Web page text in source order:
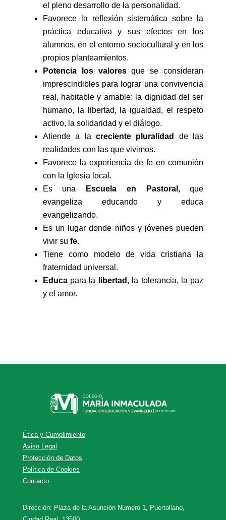
el pleno desarrollo de la personalidad.
Favorece la reflexión sistemática sobre la
práctica educativa y sus efectos en los
alumnos, en el entorno sociocultural y en los
propios planteamientos.
Potencia los valoresque se consideran
imprescindibles para lograr una convivencia
real, habitable y amable: la dignidad del ser
humano, la libertad, la igualdad, el respeto
activo, la solidaridad y el diálogo.
Atiende a la creciente pluralidad
de las
realidades con las que vivimos.
Favorece la experiencia de fe en comunión
con la Iglesia local.
Es una
Escuela en Pastoral,que
evangeliza educando y educa
evangelizando.
Es un lugar donde niños y jóvenes pueden
vivir su fe.
Tiene como modelo de vida cristiana la
fraternidad universal.
Educapara la libertad , la tolerancia, la paz
y el amor.
Ética y Cumplimiento
Aviso Legal
Protección de Datos
Política de Cookies
Contacto
Dirección: Plaza de la Asunción Número 1, Puertollano,